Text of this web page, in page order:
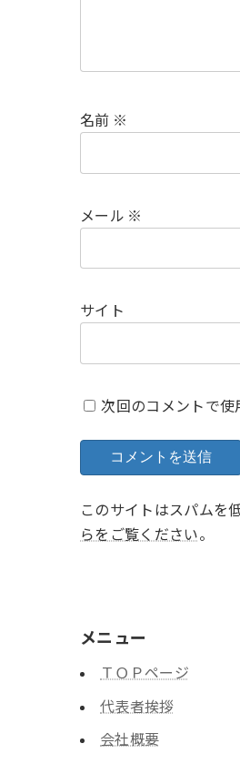
名前 ※
メール ※
サイト
次回のコメントで使
このサイトはスパムを
らをご覧ください。
メニュー
ＴＯＰページ
代表者挨拶
会社概要